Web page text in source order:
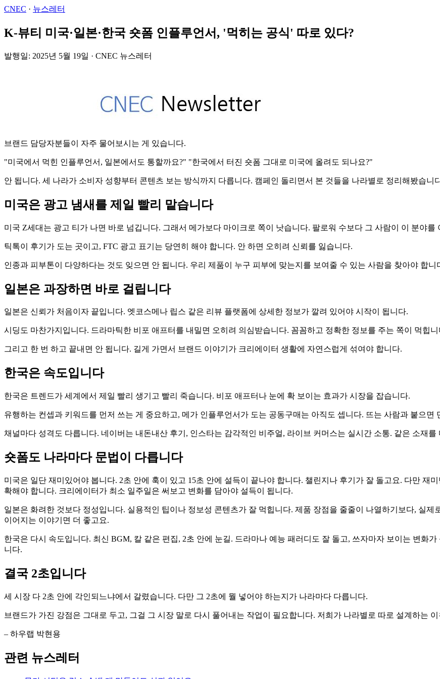
CNEC · 뉴스레터
K-뷰티 미국·일본·한국 숏폼 인플루언서, '먹히는 공식' 따로 있다?
발행일: 2025년 5월 19일 · CNEC 뉴스레터
브랜드 담당자분들이 자주 물어보시는 게 있습니다.
"미국에서 먹힌 인플루언서, 일본에서도 통할까요?" "한국에서 터진 숏폼 그대로 미국에 올려도 되나요?"
안 됩니다. 세 나라가 소비자 성향부터 콘텐츠 보는 방식까지 다릅니다. 캠페인 돌리면서 본 것들을 나라별로 정리해봤습니
미국은 광고 냄새를 제일 빨리 맡습니다
미국 Z세대는 광고 티가 나면 바로 넘깁니다. 그래서 메가보다 마이크로 쪽이 낫습니다. 팔로워 수보다 그 사람이 이 분야를
틱톡이 후기가 도는 곳이고, FTC 광고 표기는 당연히 해야 합니다. 안 하면 오히려 신뢰를 잃습니다.
인종과 피부톤이 다양하다는 것도 잊으면 안 됩니다. 우리 제품이 누구 피부에 맞는지를 보여줄 수 있는 사람을 찾아야 합니
일본은 과장하면 바로 걸립니다
일본은 신뢰가 처음이자 끝입니다. 엣코스메나 립스 같은 리뷰 플랫폼에 상세한 정보가 깔려 있어야 시작이 됩니다.
시딩도 마찬가지입니다. 드라마틱한 비포 애프터를 내밀면 오히려 의심받습니다. 꼼꼼하고 정확한 정보를 주는 쪽이 먹힙니
그리고 한 번 하고 끝내면 안 됩니다. 길게 가면서 브랜드 이야기가 크리에이터 생활에 자연스럽게 섞여야 합니다.
한국은 속도입니다
한국은 트렌드가 세계에서 제일 빨리 생기고 빨리 죽습니다. 비포 애프터나 눈에 확 보이는 효과가 시장을 잡습니다.
유행하는 컨셉과 키워드를 먼저 쓰는 게 중요하고, 메가 인플루언서가 도는 공동구매는 아직도 셉니다. 뜨는 사람과 붙으면
채널마다 성격도 다릅니다. 네이버는 내돈내산 후기, 인스타는 감각적인 비주얼, 라이브 커머스는 실시간 소통. 같은 소재를
숏폼도 나라마다 문법이 다릅니다
미국은 일단 재미있어야 봅니다. 2초 안에 훅이 있고 15초 안에 설득이 끝나야 합니다. 챌린지나 후기가 잘 돌고요. 다만 재
확해야 합니다. 크리에이터가 최소 일주일은 써보고 변화를 담아야 설득이 됩니다.
일본은 화려한 것보다 정성입니다. 실용적인 팁이나 정보성 콘텐츠가 잘 먹힙니다. 제품 장점을 줄줄이 나열하기보다, 실
이어지는 이야기면 더 좋고요.
한국은 다시 속도입니다. 최신 BGM, 칼 같은 편집, 2초 안에 눈길. 드라마나 예능 패러디도 잘 돌고, 쓰자마자 보이는 변화
니다.
결국 2초입니다
세 시장 다 2초 안에 각인되느냐에서 갈렸습니다. 다만 그 2초에 뭘 넣어야 하는지가 나라마다 다릅니다.
브랜드가 가진 강점은 그대로 두고, 그걸 그 시장 말로 다시 풀어내는 작업이 필요합니다. 저희가 나라별로 따로 설계하는
– 하우랩 박현용
관련 뉴스레터